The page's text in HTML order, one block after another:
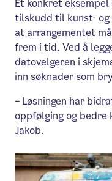
Et konkret
tilskudd til kunst-
at arrangementet
frem i tid. Ved å
datovelgeren i
inn søknader som
– Løsningen har
oppfølging og bedre
Jakob.